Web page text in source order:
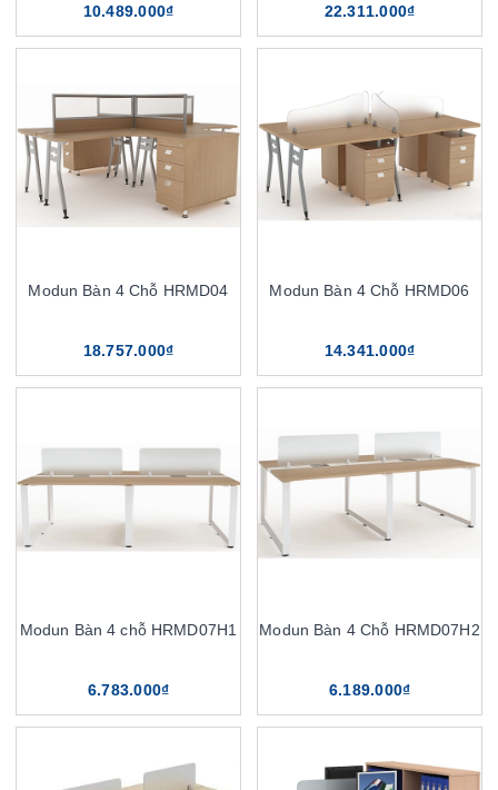
10.489.000₫
22.311.000₫
Modun Bàn 4 Chỗ HRMD04
18.757.000₫
Modun Bàn 4 Chỗ HRMD06
14.341.000₫
Modun Bàn 4 chỗ HRMD07H1
6.783.000₫
Modun Bàn 4 Chỗ HRMD07H2
6.189.000₫